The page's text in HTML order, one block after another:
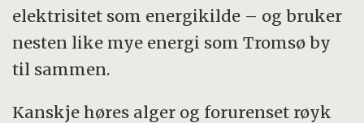
elektrisitet som energikilde – og bruker
nesten like mye energi som Tromsø by
til sammen.
Kanskje høres alger og forurenset røyk